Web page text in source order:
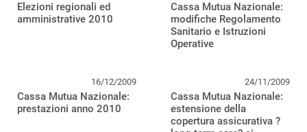
Elezioni regionali ed
amministrative 2010
Cassa Mutua Nazionale:
modifiche Regolamento
Sanitario e Istruzioni
Operative
16/12/2009
Cassa Mutua Nazionale:
prestazioni anno 2010
24/11/2009
Cassa Mutua Nazionale:
estensione della
copertura assicurativa ?